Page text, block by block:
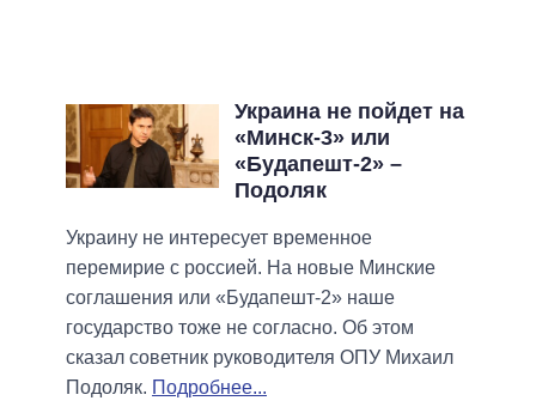
Украина не пойдет на
«Минск-3» или
«Будапешт-2» –
Подоляк
Украину не интересует временное
перемирие с россией. На новые Минские
соглашения или «Будапешт-2» наше
государство тоже не согласно. Об этом
сказал советник руководителя ОПУ Михаил
Подоляк. Подробнее...